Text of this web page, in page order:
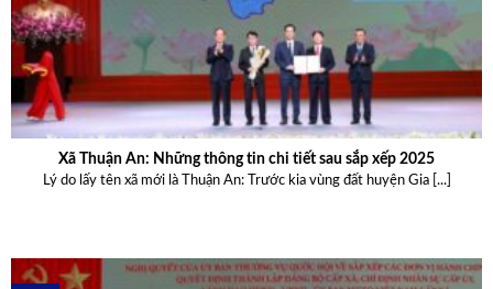
Xã Thuận An: Những thông tin chi tiết sau sắp xếp 2025
Lý do lấy tên xã mới là Thuận An: Trước kia vùng đất huyện Gia [...]